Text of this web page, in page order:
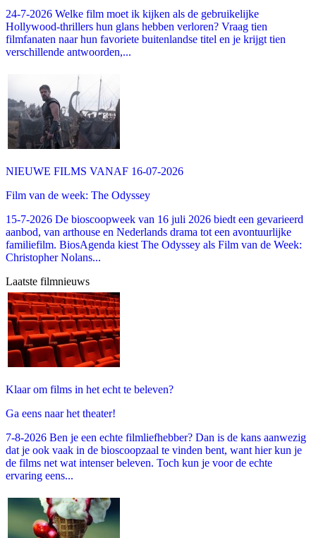
24-7-2026 Welke film moet ik kijken als de gebruikelijke
Hollywood-thrillers hun glans hebben verloren? Vraag tien
filmfanaten naar hun favoriete buitenlandse titel en je krijgt tien
verschillende antwoorden,...
NIEUWE FILMS VANAF 16-07-2026
Film van de week: The Odyssey
15-7-2026 De bioscoopweek van 16 juli 2026 biedt een gevarieerd
aanbod, van arthouse en Nederlands drama tot een avontuurlijke
familiefilm. BiosAgenda kiest The Odyssey als Film van de Week:
Christopher Nolans...
Laatste filmnieuws
Klaar om films in het echt te beleven?
Ga eens naar het theater!
7-8-2026 Ben je een echte filmliefhebber? Dan is de kans aanwezig
dat je ook vaak in de bioscoopzaal te vinden bent, want hier kun je
de films net wat intenser beleven. Toch kun je voor de echte
ervaring eens...